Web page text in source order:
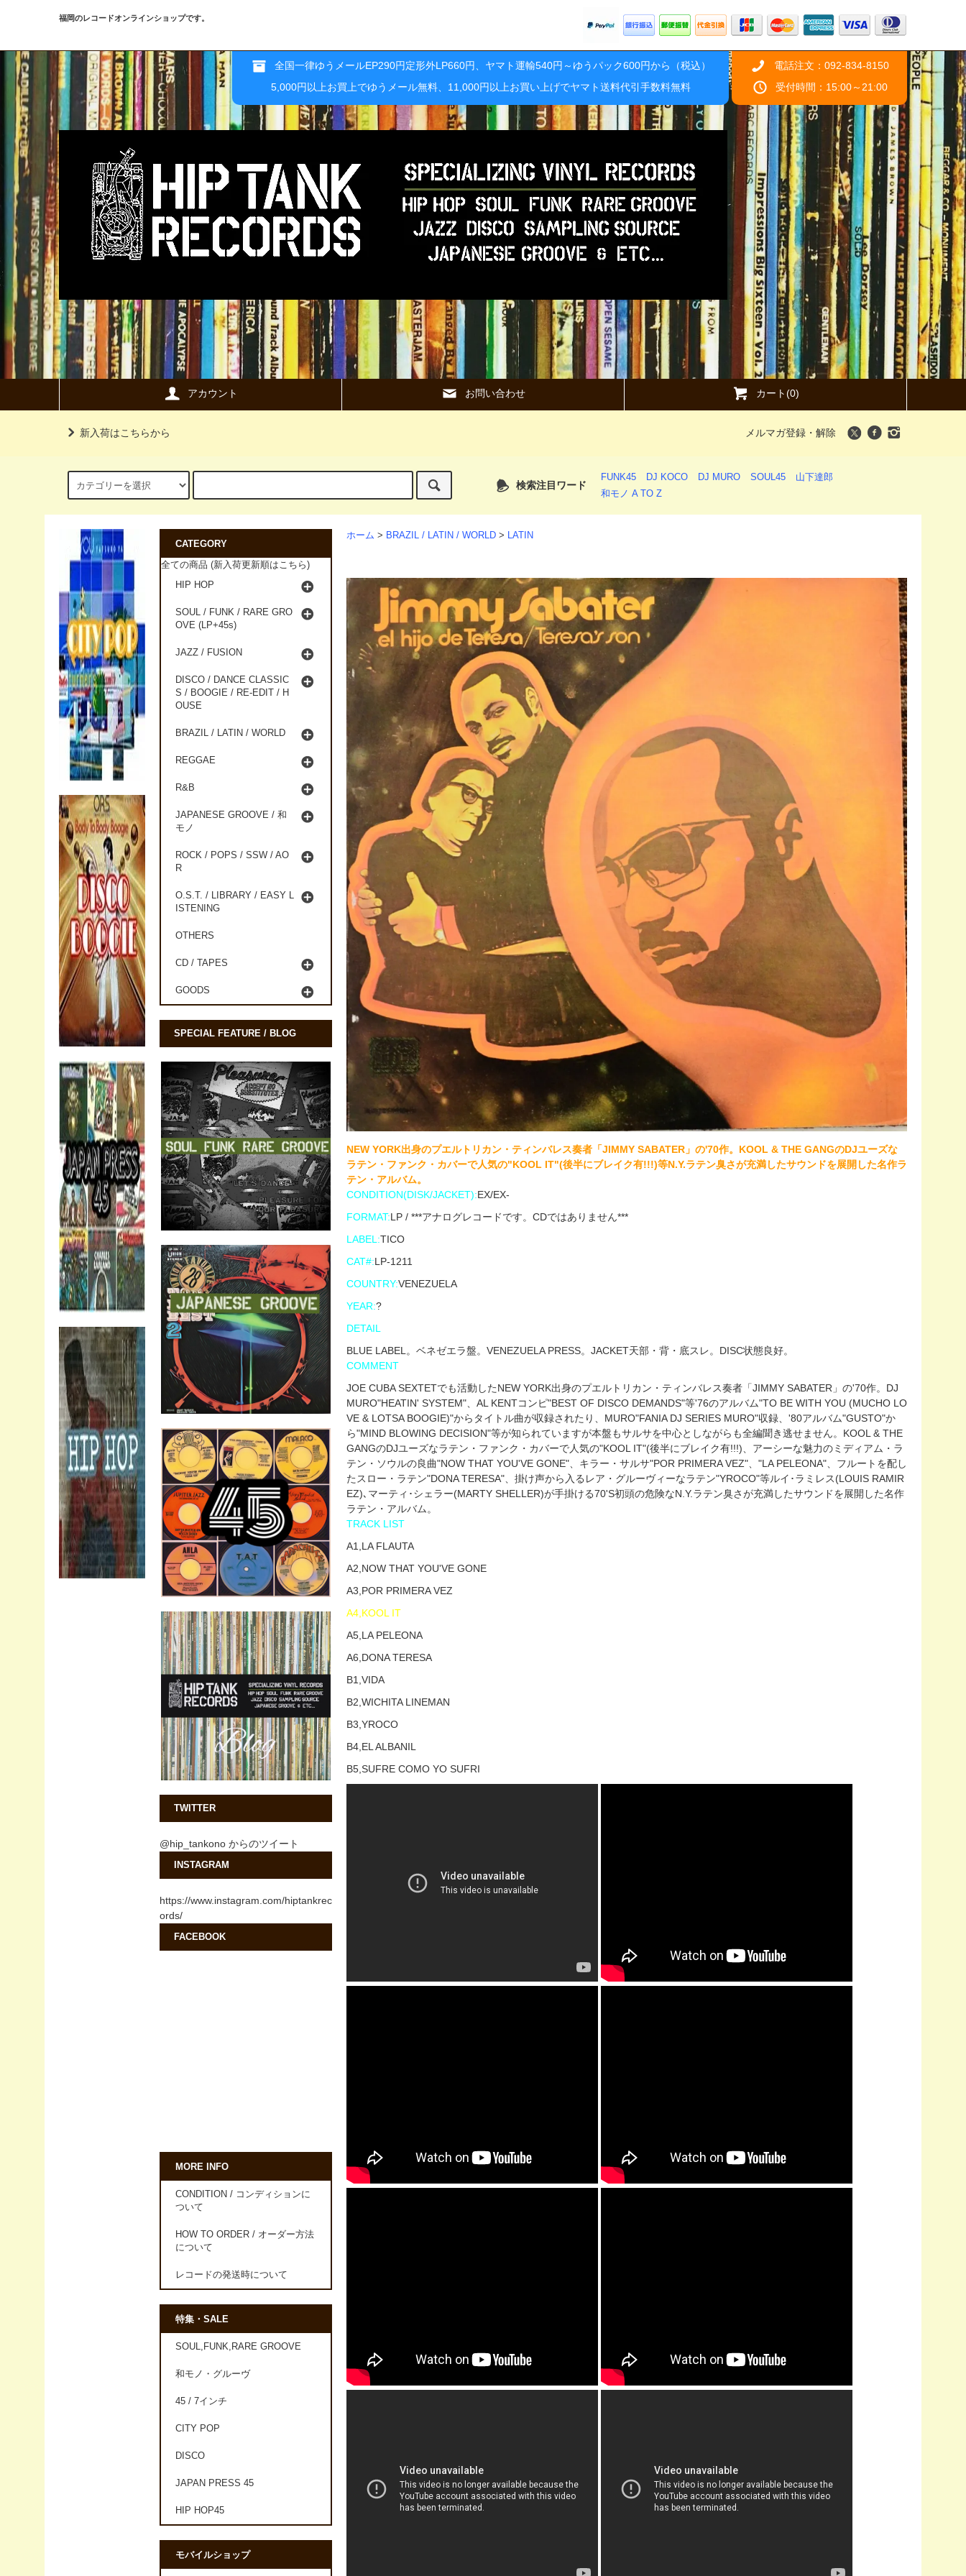
福岡のレコードオンラインショップです。
全国一律ゆうメールEP290円定形外LP660円、ヤマト運輸540円～ゆうパック600円から（税込）
5,000円以上お買上でゆうメール無料、11,000円以上お買い上げでヤマト送料代引手数料無料
電話注文：092-834-8150
受付時間：15:00～21:00
アカウント お問い合わせ カート(0)
新入荷はこちらから メルマガ登録・解除
検索注目ワード
FUNK45 DJ KOCO DJ MURO SOUL45
山下達郎
和モノ A TO Z
ホーム > BRAZIL / LATIN / WORLD > LATIN
NEW YORK出身のプエルトリカン・ティンバレス奏者「JIMMY SABATER」の'70作。KOOL & THE GANGのDJユーズな
ラテン・ファンク・カバーで人気の"KOOL IT"(後半にブレイク有!!!)等N.Y.ラテン臭さが充満したサウンドを展開した名作ラ
テン・アルバム。
CONDITION(DISK/JACKET):EX/EX-
FORMAT:LP / ***アナログレコードです。CDではありません***
LABEL:TICO
CAT#:LP-1211
COUNTRY:VENEZUELA
YEAR:?
DETAIL
BLUE LABEL。ベネゼエラ盤。VENEZUELA PRESS。JACKET天部・背・底スレ。DISC状態良好。
COMMENT
JOE CUBA SEXTETでも活動したNEW YORK出身のプエルトリカン・ティンバレス奏者「JIMMY SABATER」の'70作。DJ
MURO"HEATIN' SYSTEM"、AL KENTコンピ"BEST OF DISCO DEMANDS"等'76のアルバム"TO BE WITH YOU (MUCHO LO
VE & LOTSA BOOGIE)"からタイトル曲が収録されたり、MURO"FANIA DJ SERIES MURO"収録、'80アルバム"GUSTO"か
ら"MIND BLOWING DECISION"等が知られていますが本盤もサルサを中心としながらも全編聞き逃せません。KOOL & THE
GANGのDJユーズなラテン・ファンク・カバーで人気の"KOOL IT"(後半にブレイク有!!!)、アーシーな魅力のミディアム・ラ
テン・ソウルの良曲"NOW THAT YOU'VE GONE"、キラー・サルサ"POR PRIMERA VEZ"、"LA PELEONA"、フルートを配し
たスロー・ラテン"DONA TERESA"、掛け声から入るレア・グルーヴィーなラテン"YROCO"等ルイ･ラミレス(LOUIS RAMIR
EZ)､マーティ･シェラー(MARTY SHELLER)が手掛ける70'S初頭の危険なN.Y.ラテン臭さが充満したサウンドを展開した名作
ラテン・アルバム。
TRACK LIST
A1,LA FLAUTA
A2,NOW THAT YOU'VE GONE
A3,POR PRIMERA VEZ
A4,KOOL IT
A5,LA PELEONA
A6,DONA TERESA
B1,VIDA
B2,WICHITA LINEMAN
B3,YROCO
B4,EL ALBANIL
B5,SUFRE COMO YO SUFRI
CATEGORY
全ての商品 (新入荷更新順はこちら)
HIP HOP
SOUL / FUNK / RARE GRO
OVE (LP+45s)
JAZZ / FUSION
DISCO / DANCE CLASSIC
S / BOOGIE / RE-EDIT / H
OUSE
BRAZIL / LATIN / WORLD
REGGAE
R&B
JAPANESE GROOVE / 和
モノ
ROCK / POPS / SSW / AO
R
O.S.T. / LIBRARY / EASY L
ISTENING
OTHERS
CD / TAPES
GOODS
SPECIAL FEATURE / BLOG
TWITTER
@hip_tankono からのツイート
INSTAGRAM
https://www.instagram.com/hiptankrec
ords/
FACEBOOK
MORE INFO
CONDITION / コンディションに
ついて
HOW TO ORDER / オーダー方法
について
レコードの発送時について
特集・SALE
SOUL,FUNK,RARE GROOVE
和モノ・グルーヴ
45 / 7インチ
CITY POP
DISCO
JAPAN PRESS 45
HIP HOP45
モバイルショップ